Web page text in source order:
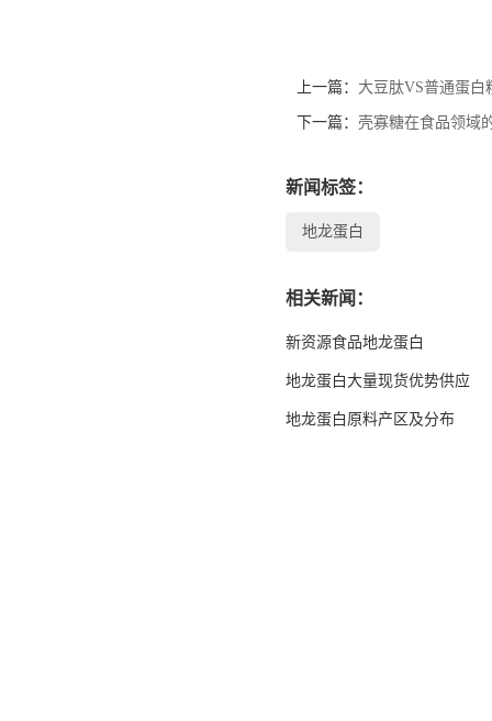
上一篇： 大豆肽VS普通蛋白
下一篇： 壳寡糖在食品领域
新闻标签：
地龙蛋白
相关新闻：
新资源食品地龙蛋白
地龙蛋白大量现货优势供应
地龙蛋白原料产区及分布